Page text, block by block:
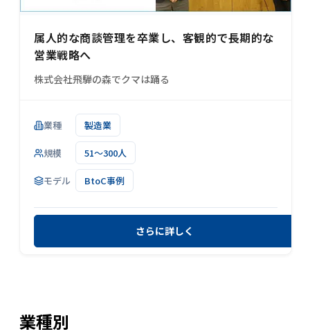
属人的な商談管理を卒業し、客観的で長期的な
営業戦略へ
株式会社飛騨の森でクマは踊る
業種 製造業
規模 51～300人
モデル BtoC事例
さらに詳しく
業種別